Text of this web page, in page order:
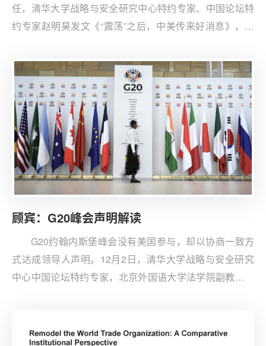
任，清华大学战略与安全研究中心特约专家、中国论坛特
约专家赵明昊发文《“震荡”之后，中美传来好消息》，评
月中美关系出现新一轮震荡的背景下推进的，两国谈判团
队展开富有建设性的交流，就解决各自关切的安排达成基
本共识。
顾宾：G20峰会声明解读
G20约翰内斯堡峰会没有美国参与，却以协商一致方
式达成领导人声明。12月2日，清华大学战略与安全研究
中心中国论坛特约专家，北京外国语大学法学院副教授顾
理决策机制意味着什么。